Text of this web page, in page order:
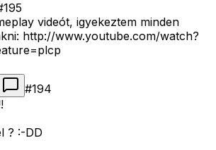
195
videót, igyekeztem minden
http://www.youtube.com/watch?
#194
? :-DD